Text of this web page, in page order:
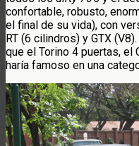
confortable, robusto,
el final de su vida), con
RT (6 cilindros) y GTX
que el Torino 4 puertas, el
haría famoso en una